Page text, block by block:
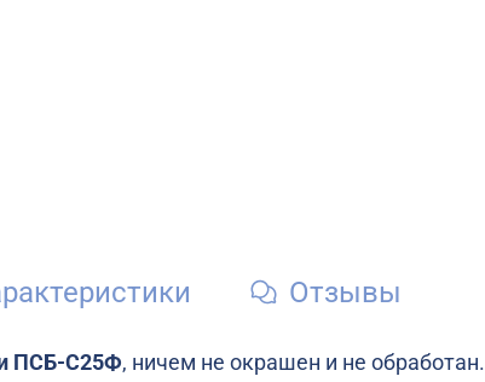
Отзывы
ПСБ-С25Ф, ничем не окрашен и не обработан.